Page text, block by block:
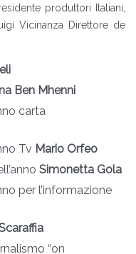
produttori Italiani,
Vicinanza Direttore de
Ben Mhenni
carta
Tv Mario Orfeo
Simonetta Gola
per l’informazione
“on